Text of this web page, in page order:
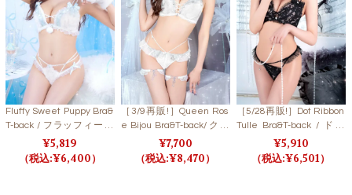
Fluffy Sweet Puppy Bra&
T-back / フラッフィース
ウィートパピーブラ＆T
バック 【LB5500】
5,819
6,400
［3/9再販!］Queen Ros
e Bijou Bra&T-back/ クイ
ーンローズビジューブラ
＆Tバック
7,700
8,470
［5/28再販!］Dot Ribbon
Tulle Bra&T-back / ドッ
トリボンチュールブラ＆
Tバック
5,910
6,501